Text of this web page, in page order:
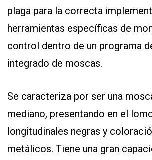
plaga para la correcta
herramientas específicas de
control dentro de un programa
integrado de moscas.
Se caracteriza por ser una
mediano, presentando en el
longitudinales negras y
metálicos. Tiene una gran